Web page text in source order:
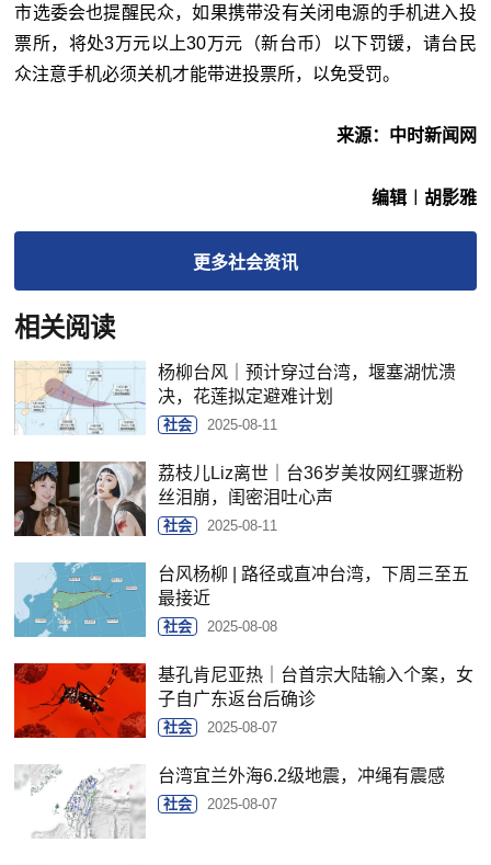
市选委会也提醒民众，如果携带没有关闭电源的手机进入投
票所，将处3万元以上30万元（新台币）以下罚锾，请台民
众注意手机必须关机才能带进投票所，以免受罚。
来源：中时新闻网
编辑︱胡影雅
更多社会资讯
相关阅读
杨柳台风｜预计穿过台湾，堰塞湖忧溃
决，花莲拟定避难计划
社会 2025-08-11
荔枝儿Liz离世｜台36岁美妆网红骤逝粉
丝泪崩，闺密泪吐心声
社会 2025-08-11
台风杨柳 | 路径或直冲台湾，下周三至五
最接近
社会 2025-08-08
基孔肯尼亚热｜台首宗大陆输入个案，女
子自广东返台后确诊
社会 2025-08-07
台湾宜兰外海6.2级地震，冲绳有震感
社会 2025-08-07